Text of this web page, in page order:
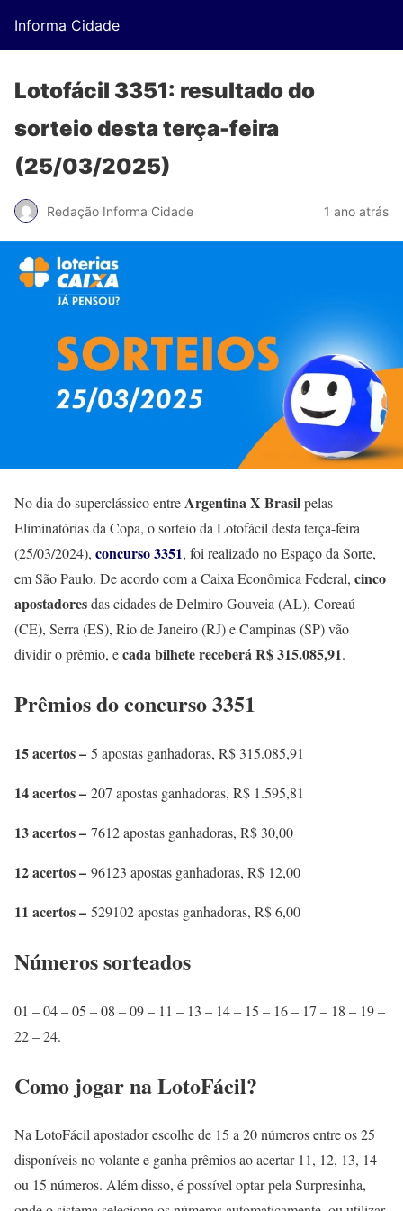
Informa Cidade
Lotofácil 3351: resultado do
sorteio desta terça-feira
(25/03/2025)
Redação Informa Cidade 1 ano atrás
No dia do superclássico entreArgentina X Brasilpelas
Eliminatórias da Copa, o sorteio da Lotofácil desta terça-feira
(25/03/2024), concurso 3351, foi realizado no Espaço da Sorte,
em São Paulo. De acordo com a Caixa Econômica Federal, cinco
apostadoresdas cidades de Delmiro Gouveia (AL), Coreaú
(CE), Serra (ES), Rio de Janeiro (RJ) e Campinas (SP) vão
dividir o prêmio, ecada bilhete receberá R$ 315.085,91.
Prêmios do concurso 3351
15 acertos – 5 apostas ganhadoras, R$ 315.085,91
14 acertos – 207 apostas ganhadoras, R$ 1.595,81
13 acertos – 7612 apostas ganhadoras, R$ 30,00
12 acertos – 96123 apostas ganhadoras, R$ 12,00
11 acertos – 529102 apostas ganhadoras, R$ 6,00
Números sorteados
01 – 04 – 05 – 08 – 09 – 11 – 13 – 14 – 15 – 16 – 17 – 18 – 19 –
22 – 24.
Como jogar na LotoFácil?
Na LotoFácil apostador escolhe de 15 a 20 números entre os 25
disponíveis no volante e ganha prêmios ao acertar 11, 12, 13, 14
ou 15 números. Além disso, é possível optar pela Surpresinha,